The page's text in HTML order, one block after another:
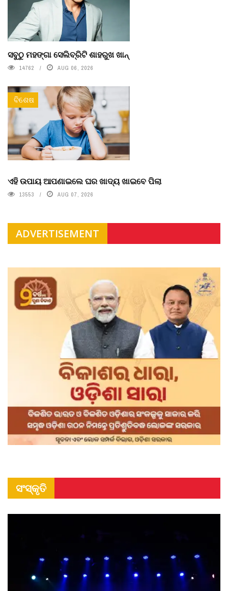
ସବୁଠୁ ମହଙ୍ଗା ସେଲିବ୍ରିଟି ଶାହରୁଖ ଖାନ୍
14762 AUG 06, 2026
ବିଶେଷ
ଏହି ଉପାୟ ଆପଣାଇଲେ ଘର ଖାଦ୍ୟ ଖାଇବେ ପିଲା
13553 AUG 07, 2026
ADVERTISEMENT
ସଂସ୍କୃତି